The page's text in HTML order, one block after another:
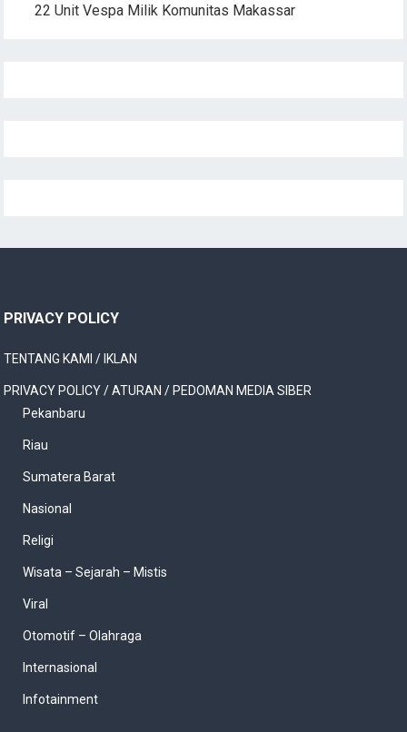
22 Unit Vespa Milik Komunitas Makassar
PRIVACY POLICY
TENTANG KAMI / IKLAN
PRIVACY POLICY / ATURAN / PEDOMAN MEDIA SIBER
Pekanbaru
Riau
Sumatera Barat
Nasional
Religi
Wisata – Sejarah – Mistis
Viral
Otomotif – Olahraga
Internasional
Infotainment